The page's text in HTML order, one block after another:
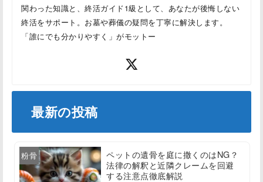
関わった知識と、終活ガイド1級として、あなたが後悔しない
終活をサポート。お墓や葬儀の疑問を丁寧に解決します。
「誰にでも分かりやすく」がモットー
最新の投稿
粉骨
ペットの遺骨を庭に撒くのはNG？
法律の解釈と近隣クレームを回避
する注意点徹底解説